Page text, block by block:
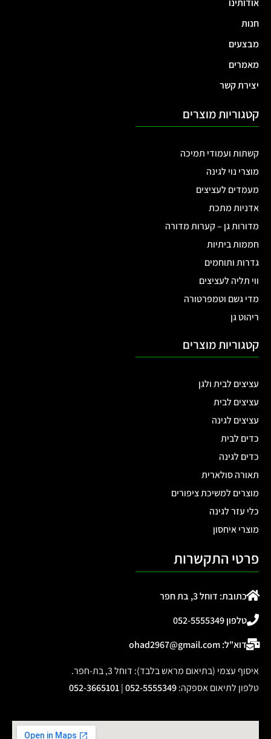
אודותינו
חנות
מבצעים
מאמרים
יצירת קשר
קטגוריות מוצרים
קשתות ועמודי תמיכה
מוצרי נוי לגינה
מעמדים לעציצים
אדניות מתכת
מדורות גן – קערות מדורה
חממות ביתיות
גדרות ותוחמים
ווי תליה לעציצים
מדי גשם וטמפרטורה
ריהוט גן
קטגוריות מוצרים
עציצים לבית ולגן
עציצים לבית
עציצים לגינה
כדים לבית
כדים לגינה
תאורה סולארית
מוצרים למשיכת ציפורים
כלי עזר לגינה
מוצרי איחסון
פרטי התקשרות
כתובת: דוחל 3, בת חפר
טלפון 052-5555349
דוא"ל: ohad2967@gmail.com
איסוף עצמי (בתיאום מראש בלבד): דוחל 3, בת-חפר.
טלפון לתיאום אספקה:
052-5555349
|
052-3665101